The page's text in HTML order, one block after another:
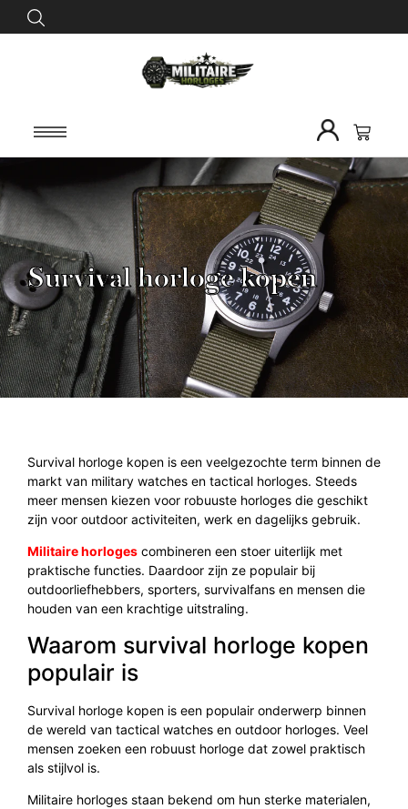
Survival horloge kopen
Survival horloge kopen is een veelgezochte term binnen de
markt van military watches en tactical horloges. Steeds
meer mensen kiezen voor robuuste horloges die geschikt
zijn voor outdoor activiteiten, werk en dagelijks gebruik.
Militaire horloges combineren een stoer uiterlijk met
praktische functies. Daardoor zijn ze populair bij
outdoorliefhebbers, sporters, survivalfans en mensen die
houden van een krachtige uitstraling.
Waarom survival horloge kopen
populair is
Survival horloge kopen is een populair onderwerp binnen
de wereld van tactical watches en outdoor horloges. Veel
mensen zoeken een robuust horloge dat zowel praktisch
als stijlvol is.
Militaire horloges staan bekend om hun sterke materialen,